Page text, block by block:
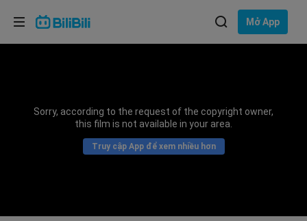
Mở App
Sorry, according to the request of the copyright owner,
this film is not available in your area.
Truy cập App để xem nhiều hơn
Lựa chọn ngôn ngữ
Bahasa Indonesia